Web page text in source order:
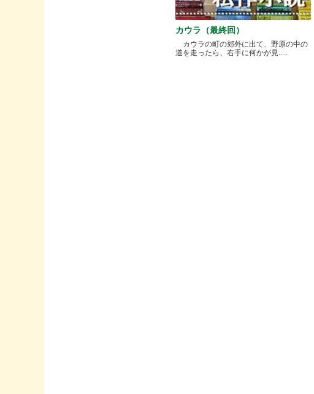
カウラ（最終回）
カウラの町の郊外に出て、野原の中の
道を走ったら、右手に何かが見.....